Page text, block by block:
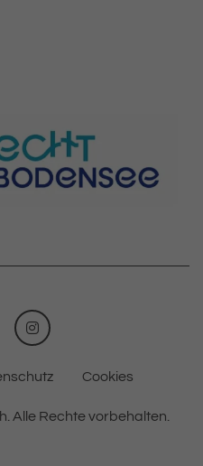
INSTAGRAM
Cookies
Alle Rechte vorbehalten.